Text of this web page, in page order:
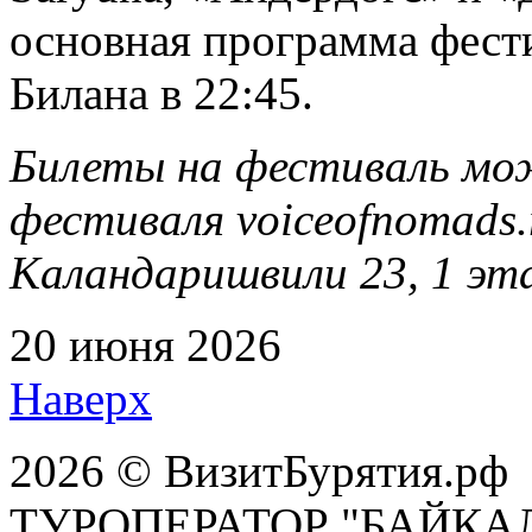
основная программа
Билана в 22:45.
Билеты на фестиваль
фестиваля
Каландаришвили 23, 1
20 июня 2026
Наверх
2026 © ВизитБурятия.рф